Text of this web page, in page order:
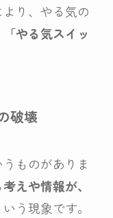
より、やる気の
やる気スイッ
破壊
ものがありま
えや情報が、
いう現象です。